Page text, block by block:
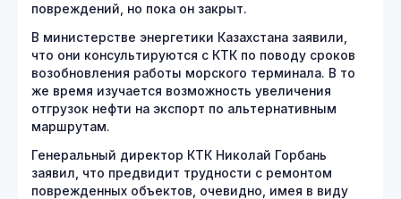
повреждений, но пока он закрыт.
В министерстве энергетики Казахстана заявили,
что они консультируются с КТК по поводу сроков
возобновления работы морского терминала. В то
же время изучается возможность увеличения
отгрузок нефти на экспорт по альтернативным
маршрутам.
Генеральный директор КТК Николай Горбань
заявил, что предвидит трудности с ремонтом
поврежденных объектов, очевидно, имея в виду